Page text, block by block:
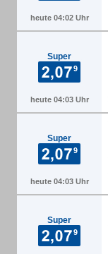
heute 04:02 Uhr
Super
heute 04:03 Uhr
Super
heute 04:03 Uhr
Super